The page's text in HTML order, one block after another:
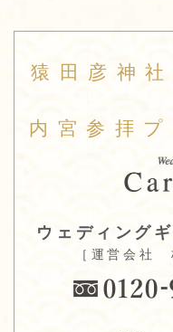
猿田彦神
内宮参拝
ウェディング
［運営会社